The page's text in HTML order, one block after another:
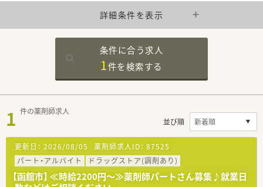
詳細条件を表示
条件に合う求人
1件を検索する
1 件の薬剤師求人
並び順
更新日： 2026/08/05 薬剤師求人ID： 87525
パート・アルバイト
ドラッグストア(調剤あり)
【函館市】 ≪時給2200円～≫薬剤師パートさん募集♪就業日